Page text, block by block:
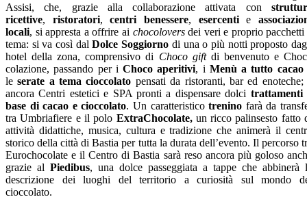
Assisi, che, grazie alla collaborazione attivata con
ricettive, ristoratori,centri benessere, esercentie
locali, si appresta a offrire ai chocoloversdei veri e proprio pacchetti
tema: si va così dalDolce Soggiorno di una o più notti proposto
hotel della zona, comprensivo di Choco giftdi benvenuto e
colazione, passando per iChoco aperitivi, i Menù a tutto cacao
leserate a tema cioccolato pensati da ristoranti, bar ed enoteche;
ancora Centri estetici e SPA pronti a dispensare dolci trattamenti
base di cacao e cioccolato. Un caratteristicotrenino farà da
tra Umbriafiere e il polo ExtraChocolate,un ricco palinsesto fatto
attività didattiche, musica, cultura e tradizione che animerà il
storico della città di Bastia per tutta la durata dell’evento. Il percorso
Eurochocolate e il Centro di Bastia sarà reso ancora più goloso
grazie al Piedibus, una dolce passeggiata a tappe che abbinerà
descrizione dei luoghi del territorio a curiosità sul mondo
cioccolato.